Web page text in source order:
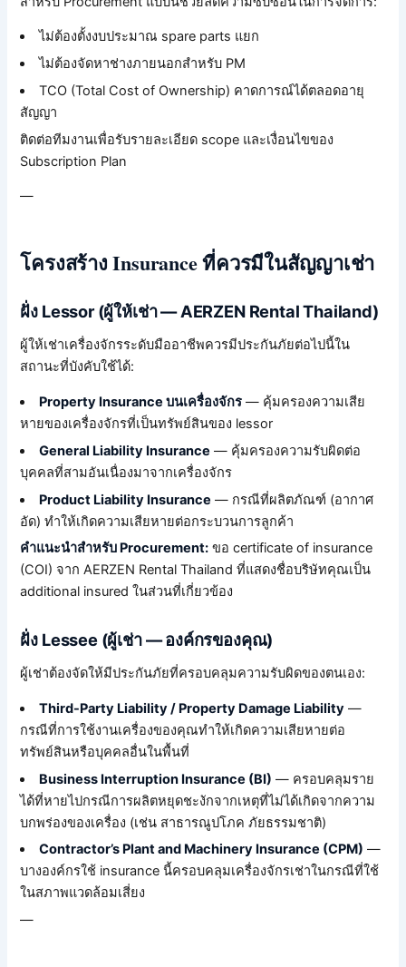
ไม่ต้องตั้งงบประมาณ spare parts แยก
ไม่ต้องจัดหาช่างภายนอกสำหรับ PM
TCO (Total Cost of Ownership) คาดการณ์ได้ตลอดอายุ
สัญญา
ติดต่อทีมงานเพื่อรับรายละเอียด scope และเงื่อนไขของ
Subscription Plan
—
โครงสร้าง Insurance ที่ควรมีในสัญญาเช่า
ฝั่ง Lessor (ผู้ให้เช่า — AERZEN Rental Thailand)
ผู้ให้เช่าเครื่องจักรระดับมืออาชีพควรมีประกันภัยต่อไปนี้ใน
สถานะที่บังคับใช้ได้:
Property Insurance บนเครื่องจักร — คุ้มครองความเสีย
หายของเครื่องจักรที่เป็นทรัพย์สินของ lessor
General Liability Insurance — คุ้มครองความรับผิดต่อ
บุคคลที่สามอันเนื่องมาจากเครื่องจักร
Product Liability Insurance — กรณีที่ผลิตภัณฑ์ (อากาศ
อัด) ทำให้เกิดความเสียหายต่อกระบวนการลูกค้า
คำแนะนำสำหรับ Procurement: ขอ certificate of insurance
(COI) จาก AERZEN Rental Thailand ที่แสดงชื่อบริษัทคุณเป็น
additional insured ในส่วนที่เกี่ยวข้อง
ฝั่ง Lessee (ผู้เช่า — องค์กรของคุณ)
ผู้เช่าต้องจัดให้มีประกันภัยที่ครอบคลุมความรับผิดของตนเอง:
Third-Party Liability / Property Damage Liability —
กรณีที่การใช้งานเครื่องของคุณทำให้เกิดความเสียหายต่อ
ทรัพย์สินหรือบุคคลอื่นในพื้นที่
Business Interruption Insurance (BI) — ครอบคลุมราย
ได้ที่หายไปกรณีการผลิตหยุดชะงักจากเหตุที่ไม่ได้เกิดจากความ
บกพร่องของเครื่อง (เช่น สาธารณูปโภค ภัยธรรมชาติ)
Contractor’s Plant and Machinery Insurance (CPM) —
บางองค์กรใช้ insurance นี้ครอบคลุมเครื่องจักรเช่าในกรณีที่ใช้
ในสภาพแวดล้อมเสี่ยง
—